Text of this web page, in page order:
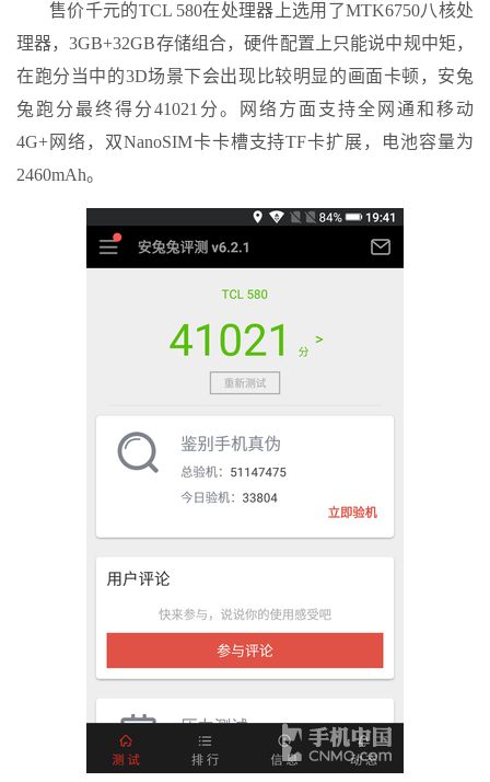
售价千元的TCL 580在处理器上选用了MTK6750八核处
理器，3GB+32GB存储组合，硬件配置上只能说中规中矩，
在跑分当中的3D场景下会出现比较明显的画面卡顿，安兔
兔跑分最终得分41021分。网络方面支持全网通和移动
4G+网络，双NanoSIM卡卡槽支持TF卡扩展，电池容量为
2460mAh。